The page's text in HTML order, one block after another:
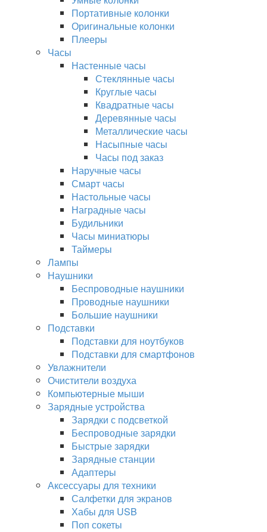
Портативные колонки
Оригинальные колонки
Плееры
Часы
Настенные часы
Стеклянные часы
Круглые часы
Квадратные часы
Деревянные часы
Металлические часы
Насыпные часы
Часы под заказ
Наручные часы
Смарт часы
Настольные часы
Наградные часы
Будильники
Часы миниатюры
Таймеры
Лампы
Наушники
Беспроводные наушники
Проводные наушники
Большие наушники
Подставки
Подставки для ноутбуков
Подставки для смартфонов
Увлажнители
Очистители воздуха
Компьютерные мыши
Зарядные устройства
Зарядки с подсветкой
Беспроводные зарядки
Быстрые зарядки
Зарядные станции
Адаптеры
Аксессуары для техники
Салфетки для экранов
Хабы для USB
Поп сокеты